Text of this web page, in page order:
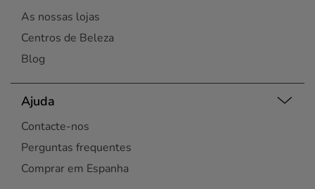
As nossas lojas
Centros de Beleza
Blog
Ajuda
Contacte-nos
Perguntas frequentes
Comprar em Espanha